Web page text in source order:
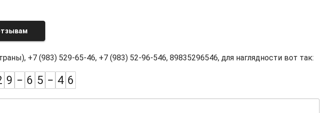
+7 (983) 529-65-46, +7 (983) 52-96-546, 89835296546, для наглядности вот так:
9 − 6 5 − 4 6